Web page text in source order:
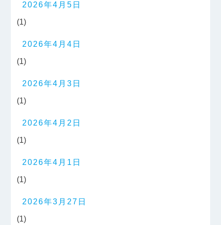
2026年4月5日
(1)
2026年4月4日
(1)
2026年4月3日
(1)
2026年4月2日
(1)
2026年4月1日
(1)
2026年3月27日
(1)